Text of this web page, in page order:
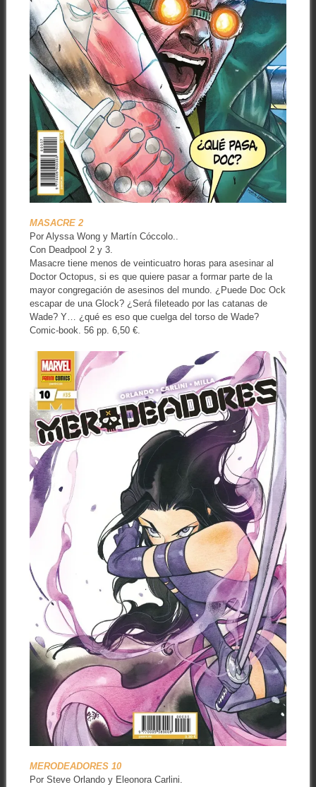
MASACRE 2
Por Alyssa Wong y Martín Cóccolo..
Con Deadpool 2 y 3.
Masacre tiene menos de veinticuatro horas para asesinar al
Doctor Octopus, si es que quiere pasar a formar parte de la
mayor congregación de asesinos del mundo. ¿Puede Doc Ock
escapar de una Glock? ¿Será fileteado por las catanas de
Wade? Y… ¿qué es eso que cuelga del torso de Wade?
Comic-book. 56 pp. 6,50 €.
MERODEADORES 10
Por Steve Orlando y Eleonora Carlini.